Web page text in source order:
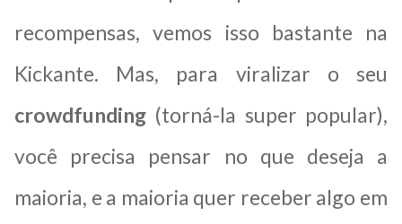
recompensas, vemos isso bastante na
Kickante. Mas, para viralizar o seu
crowdfunding (torná-la super popular),
você precisa pensar no que deseja a
maioria, e a maioria quer receber algo em